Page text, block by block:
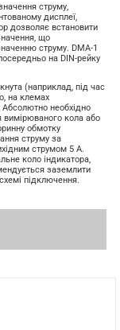
струму,
дисплеї,
дозволяє встановити
що
струму. DMA-1
на DIN-рейку
(наприклад, під час
на клемах
Абсолютно необхідно
вимірюваного кола або
обмотку
струму за
струмом 5 А.
коло індикатора,
заземлити
підключення.